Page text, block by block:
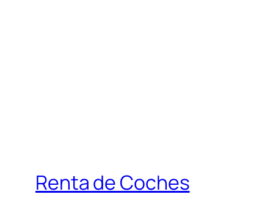
Renta de Coches